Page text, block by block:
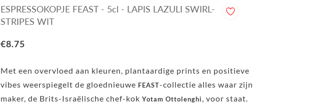
ESPRESSOKOPJE FEAST - 5cl - LAPIS LAZULI SWIRL-
STRIPES WIT
€8.75
Met een overvloed aan kleuren, plantaardige prints en positieve
vibes weerspiegelt de gloednieuwe FEAST-collectie alles waar zijn
maker, de Brits-Israëlische chef-kok Yotam Ottolenghi, voor staat.